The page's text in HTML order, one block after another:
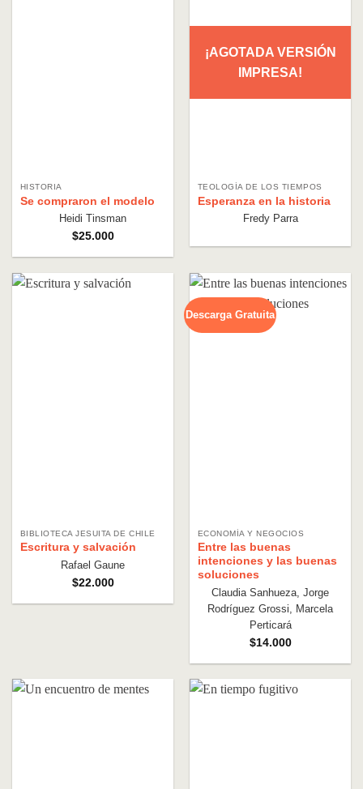
HISTORIA
Se compraron el modelo
Heidi Tinsman
$25.000
¡AGOTADA VERSIÓN
IMPRESA!
TEOLOGÍA DE LOS TIEMPOS
Esperanza en la historia
Fredy Parra
BIBLIOTECA JESUITA DE CHILE
Escritura y salvación
Rafael Gaune
$22.000
Descarga Gratuita
ECONOMÍA Y NEGOCIOS
Entre las buenas
intenciones y las buenas
soluciones
Claudia Sanhueza, Jorge
Rodríguez Grossi, Marcela
Perticará
$14.000